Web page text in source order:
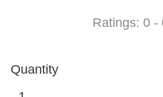
Ratings: 0 -
Quantity